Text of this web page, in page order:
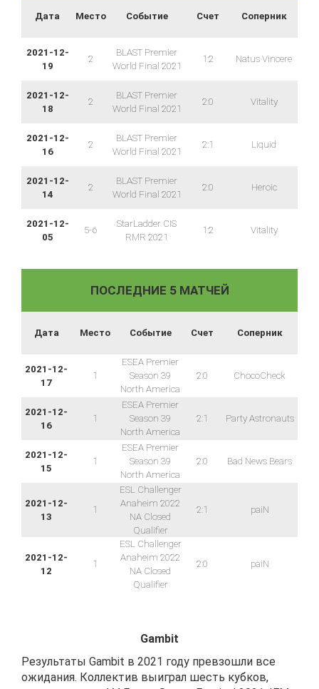
Дата Место Событие Счет Соперник
2021-12-
19
2
BLAST Premier
World Final 2021
1:2 Natus Vincere
2021-12-
18
2
BLAST Premier
World Final 2021
2:0 Vitality
2021-12-
16
2
BLAST Premier
World Final 2021
2:1 Liquid
2021-12-
14
2
BLAST Premier
World Final 2021
2:0 Heroic
2021-12-
05
5-6
StarLadder CIS
RMR 2021
1:2 Vitality
ПОСЛЕДНИЕ 5 МАТЧЕЙ
Дата Место Событие Счет Соперник
2021-12-
17
1
ESEA Premier
Season 39
North America
2:0 ChocoCheck
2021-12-
16
1
ESEA Premier
Season 39
North America
2:1 Party Astronauts
2021-12-
15
1
ESEA Premier
Season 39
North America
2:0 Bad News Bears
2021-12-
13
1
ESL Challenger
Anaheim 2022
NA Closed
Qualifier
2:1 paiN
2021-12-
12
1
ESL Challenger
Anaheim 2022
NA Closed
Qualifier
2:0 paiN
Gambit
Результаты Gambit в 2021 году превзошли все
ожидания. Коллектив выиграл шесть кубков,